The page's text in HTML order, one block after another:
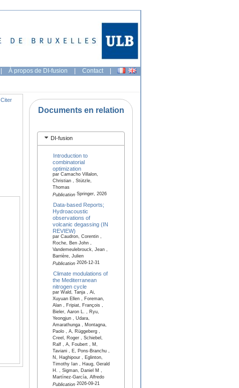
| À propos de DI-fusion | Contact |
Citer
Documents en relation
DI-fusion
Introduction to
combinatorial
optimization
par Camacho Villalon,
Christian , Stützle,
Thomas
PublicationSpringer, 2026
Data-based Reports;
Hydroacoustic
observations of
volcanic degassing (IN
REVIEW)
par Caudron, Corentin ,
Roche, Ben John ,
Vandemeulebrouck, Jean ,
Barrière, Julien
Publication2026-12-31
Climate modulations of
the Mediterranean
nitrogen cycle
par Wald, Tanja , Ai,
Xuyuan Ellen , Foreman,
Alan , Fripiat, François ,
Bieler, Aaron L. , Ryu,
Yeongjun , Udara,
Amarathunga , Montagna,
Paolo , A, Rüggeberg ,
Creel, Roger , Schiebel,
Ralf , A, Foubert , M,
Taviani , E, Pons-Branchu ,
N, Haghipour , Eglinton,
Timothy Ian , Haug, Gerald
H. , Sigman, Daniel M ,
Martínez-García, Alfredo
Publication2026-09-21